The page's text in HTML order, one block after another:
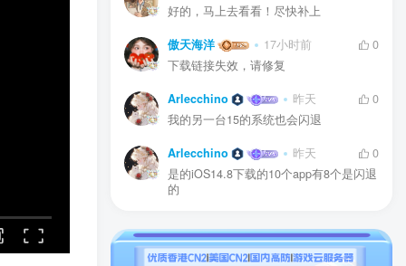
好的，马上去看看！尽快补上
傲天海洋 17小时前
0
下载链接失效，请修复
Arlecchino 昨天
0
我的另一台15的系统也会闪退
Arlecchino 昨天
0
是的iOS14.8下载的10个app有8个是闪退
的